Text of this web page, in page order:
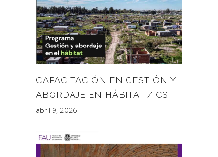
CAPACITACIÓN EN GESTIÓN Y
ABORDAJE EN HÁBITAT / CS
abril 9, 2026